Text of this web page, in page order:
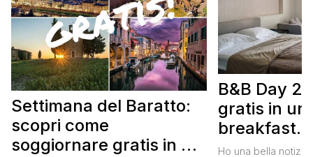
Settimana del Baratto:
scopri come
soggiornare gratis in un
B&B Day
gratis in un
breakfast.
Ho una bella